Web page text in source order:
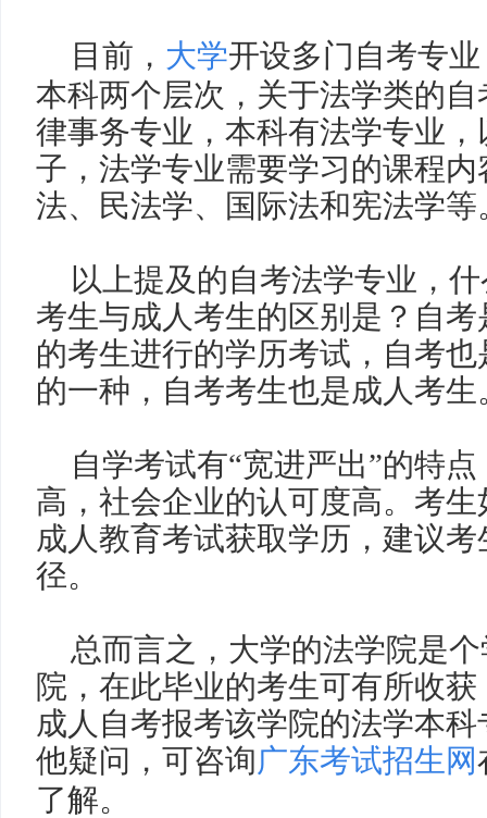
目前， 大学开设多门自考专
本科两个层次，关于法学类的
律事务专业，本科有法学专业
子，法学专业需要学习的课程
法、民法学、国际法和宪法学等
以上提及的自考法学专业，
考生与成人考生的区别是？自
的考生进行的学历考试，自考
的一种，自考考生也是成人考生
自学考试有“宽进严出”的特
高，社会企业的认可度高。考
成人教育考试获取学历，建议
径。
总而言之，大学的法学院是
院，在此毕业的考生可有所收
成人自考报考该学院的法学本
他疑问，可咨询广东考试招生网
了解。